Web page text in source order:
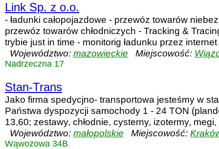
Link Sp. z o.o.
- ładunki całopojazdowe - przewóz towarów
przewóz towarów chłodniczych - Tracking &
trybie just in time - monitorig ładunku przez internet
Województwo: mazowieckie Miejscowość:
Nadrzeczna 17
Stan-Trans
Jako firma spedycjno- transportowa jesteśmy w
Państwa dyspozycji samochody 1 - 24 TON
13,60; zestawy, chłodnie, cysterny, izotermy,
Województwo: małopolskie Miejscowość:
Wąwozowa 34B